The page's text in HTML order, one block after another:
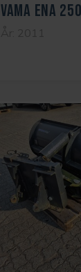
VAMA ENA